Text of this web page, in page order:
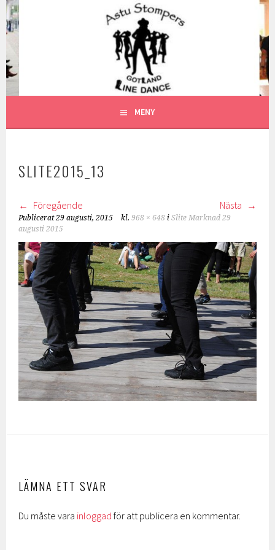
Gå
till
innehållASTU STOMPERS
GOTLAND LINEDANCE MEDLEMSSIDA
MENY
SLITE2015_13
Föregående Nästa
Publicerat29 augusti, 2015 kl.968 × 648 iSlite Marknad 29
augusti 2015
LÄMNA ETT SVAR
Du måste vara inloggad för att publicera en kommentar.